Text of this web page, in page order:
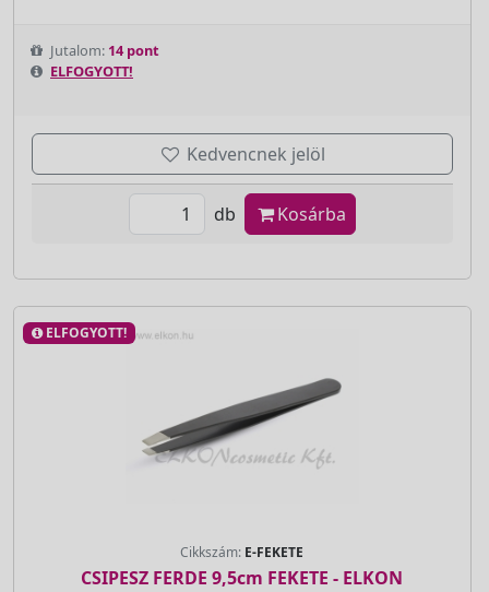
Jutalom: 14 pont
ELFOGYOTT!
Kedvencnek jelöl
db Kosárba
ELFOGYOTT!
Cikkszám: E-FEKETE
CSIPESZ FERDE 9,5cm FEKETE - ELKON